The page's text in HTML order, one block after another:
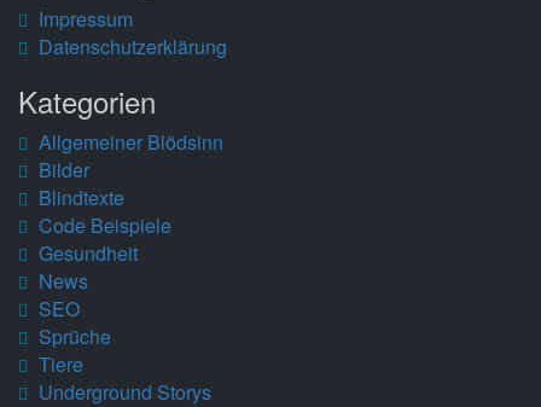
Impressum
Datenschutzerklärung
Kategorien
Allgemeiner Blödsinn
Bilder
Blindtexte
Code Beispiele
Gesundheit
News
SEO
Sprüche
Tiere
Underground Storys